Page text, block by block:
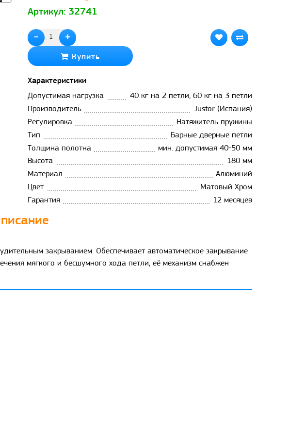
Артикул: 32741
- +
Купить
Характеристики
Допустимая нагрузка
40 кг на 2 петли, 60 кг на 3 петли
Производитель
Justor (Испания)
Регулировка
Натяжитель пружины
Тип
Барные дверные петли
Толщина полотна
мин. допустимая 40-50 мм
Высота
180 мм
Материал
Алюминий
Цвет
Матовый Хром
Гарантия
12 месяцев
закрыванием. Обеспечивает автоматическое закрывание
мягкого и бесшумного хода петли, её механизм снабжен